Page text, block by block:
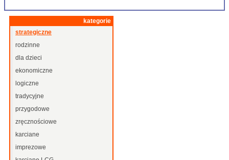
kategorie
strategiczne
rodzinne
dla dzieci
ekonomiczne
logiczne
tradycyjne
przygodowe
zręcznościowe
karciane
imprezowe